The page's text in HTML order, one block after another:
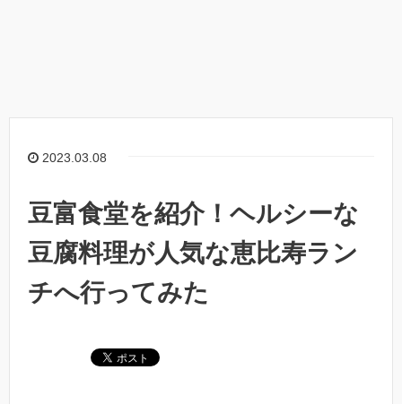
2023.03.08
豆富食堂を紹介！ヘルシーな
豆腐料理が人気な恵比寿ラン
チへ行ってみた